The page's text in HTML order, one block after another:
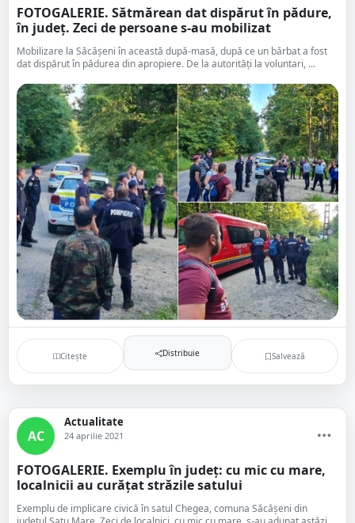
FOTOGALERIE. Sătmărean dat dispărut în pădure,
în județ. Zeci de persoane s-au mobilizat
Mobilizare la Săcășeni în această după-masă, după ce un bărbat a fost
dat dispărut în pădurea din apropiere. De la autorități la voluntari, ...
Citește Distribuie Salvează
AC
Actualitate
24 aprilie 2021
FOTOGALERIE. Exemplu în județ: cu mic cu mare,
localnicii au curățat străzile satului
Exemplu de implicare civică în satul Chegea, comuna Săcășeni din